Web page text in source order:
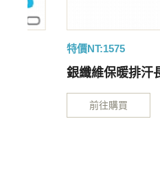
特價NT:1575
銀纖維保暖排汗長褲(男)